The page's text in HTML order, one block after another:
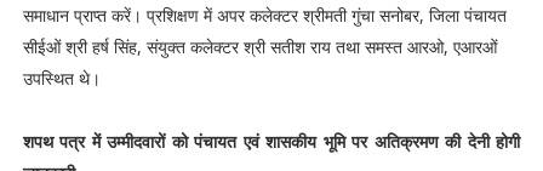
समाधान प्राप्त करें। प्रशिक्षण में अपर कलेक्टर श्रीमती गुंचा सनोबर, जिला पंचायत
सीईओं श्री हर्ष सिंह, संयुक्त कलेक्टर श्री सतीश राय तथा समस्त आरओ, एआरओं
उपस्थित थे।
शपथ पत्र में उम्मीदवारों को पंचायत एवं शासकीय भूमि पर अतिक्रमण की देनी होगी